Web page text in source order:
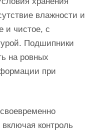
влажности и
и чистое, с
Подшипники
на ровных
при
контроль